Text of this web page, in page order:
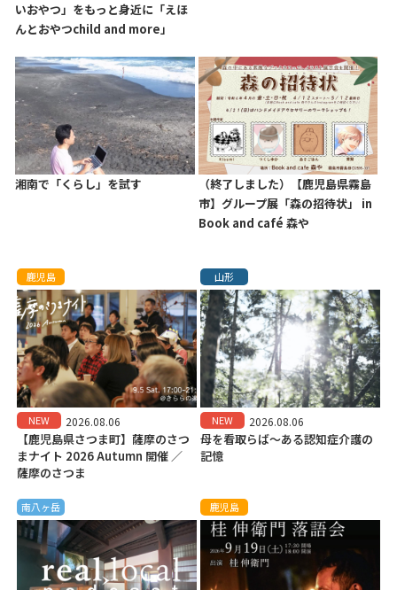
いおやつ」をもっと身近に「えほ
んとおやつchild and more」
湘南で「くらし」を試す
（終了しました）【鹿児島県霧島
市】グループ展「森の招待状」 in
Book and café 森や
鹿児島
NEW 2026.08.06
【鹿児島県さつま町】薩摩のさつ
まナイト 2026 Autumn 開催 ／
薩摩のさつま
山形
NEW 2026.08.06
母を看取らば～ある認知症介護の
記憶
南八ヶ岳 鹿児島